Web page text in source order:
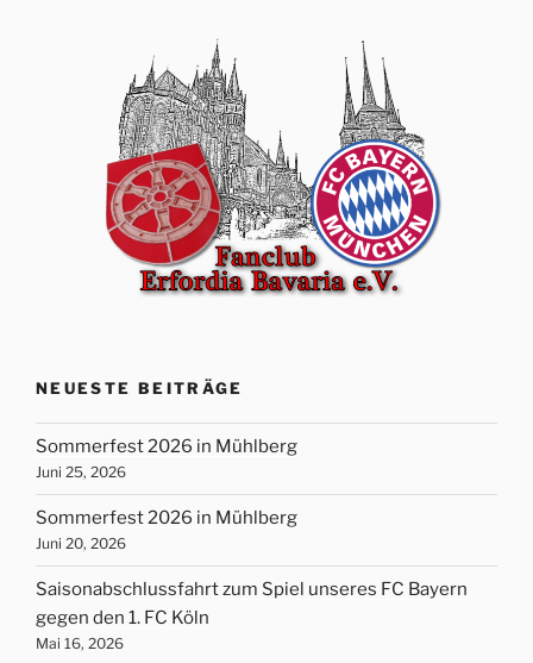
NEUESTE BEITRÄGE
Sommerfest 2026 in Mühlberg
Juni 25, 2026
Sommerfest 2026 in Mühlberg
Juni 20, 2026
Saisonabschlussfahrt zum Spiel unseres FC Bayern
gegen den 1. FC Köln
Mai 16, 2026